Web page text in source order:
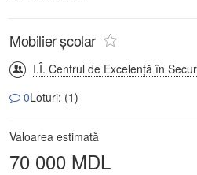
Mobilier școlar
I.Î. Centrul de Excelență în
0Loturi: (1)
Valoarea estimată
70 000 MDL